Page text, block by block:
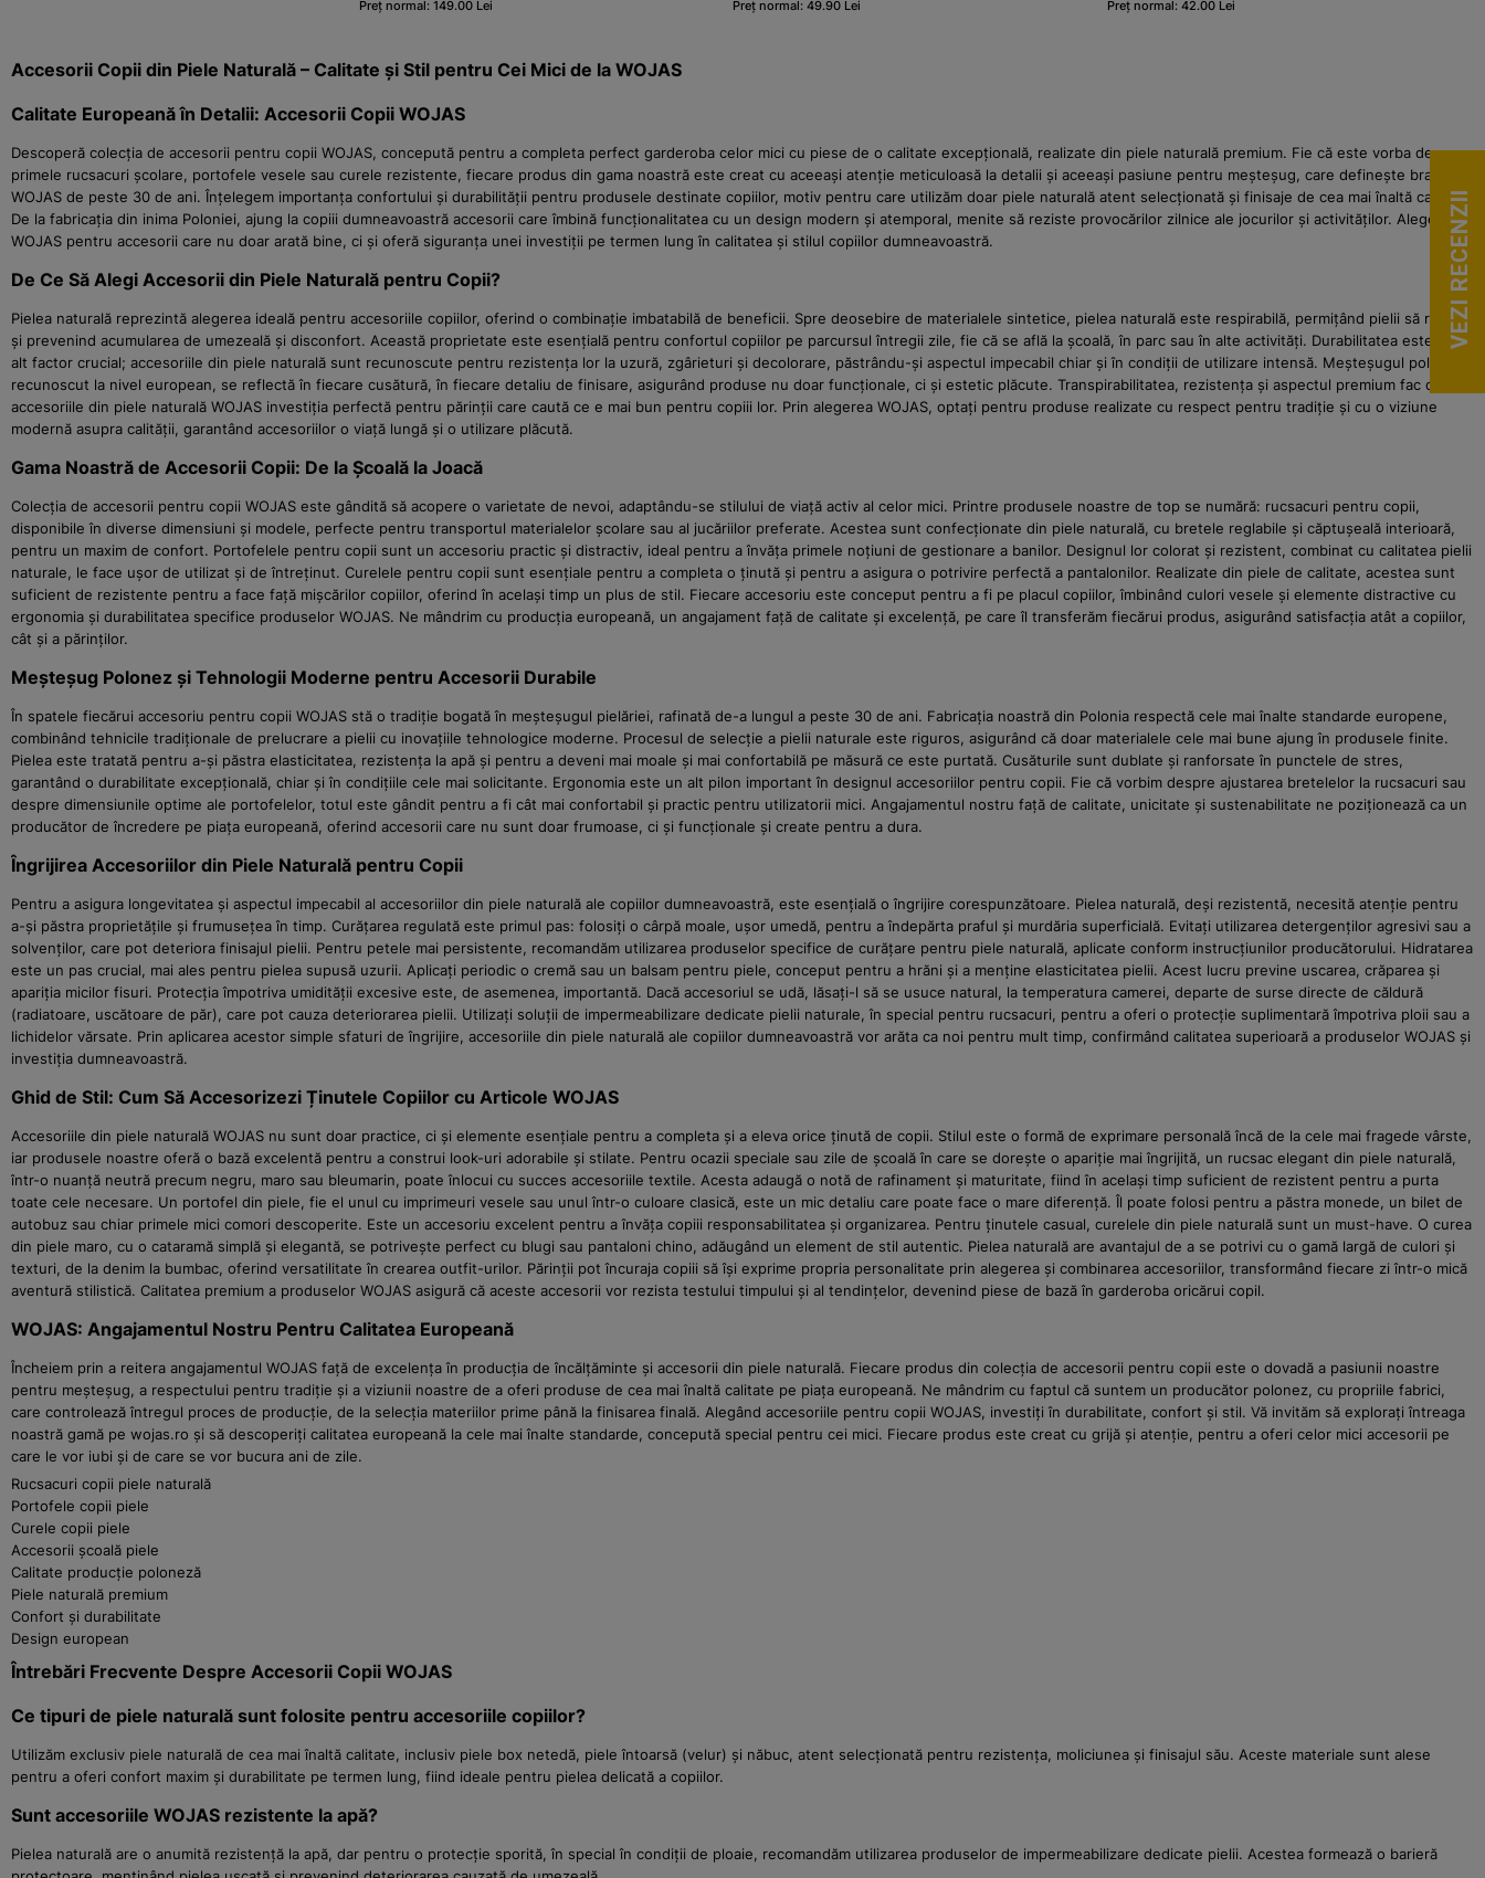
Preț normal: 149.00 Lei
Preț normal: 49.90 Lei
Preț normal: 42.00 Lei
Accesorii Copii din Piele Naturală – Calitate și Stil pentru Cei Mici de la WOJAS
Calitate Europeană în Detalii: Accesorii Copii WOJAS
Descoperă colecția de accesorii pentru copii WOJAS, concepută pentru a completa perfect garderoba celor mici cu piese de o calitate excepțională, realizate din piele naturală premium. Fie că este vorba de
primele rucsacuri școlare, portofele vesele sau curele rezistente, fiecare produs din gama noastră este creat cu aceeași atenție meticuloasă la detalii și aceeași pasiune pentru meșteșug, care definește brandul
WOJAS de peste 30 de ani. Înțelegem importanța confortului și durabilității pentru produsele destinate copiilor, motiv pentru care utilizăm doar piele naturală atent selecționată și finisaje de cea mai înaltă calitate.
De la fabricația din inima Poloniei, ajung la copiii dumneavoastră accesorii care îmbină funcționalitatea cu un design modern și atemporal, menite să reziste provocărilor zilnice ale jocurilor și activităților. Alegeți
WOJAS pentru accesorii care nu doar arată bine, ci și oferă siguranța unei investiții pe termen lung în calitatea și stilul copiilor dumneavoastră.
De Ce Să Alegi Accesorii din Piele Naturală pentru Copii?
Pielea naturală reprezintă alegerea ideală pentru accesoriile copiilor, oferind o combinație imbatabilă de beneficii. Spre deosebire de materialele sintetice, pielea naturală este respirabilă, permițând pielii să respire
și prevenind acumularea de umezeală și disconfort. Această proprietate este esențială pentru confortul copiilor pe parcursul întregii zile, fie că se află la școală, în parc sau în alte activități. Durabilitatea este un
alt factor crucial; accesoriile din piele naturală sunt recunoscute pentru rezistența lor la uzură, zgârieturi și decolorare, păstrându-și aspectul impecabil chiar și în condiții de utilizare intensă. Meșteșugul polonez,
recunoscut la nivel european, se reflectă în fiecare cusătură, în fiecare detaliu de finisare, asigurând produse nu doar funcționale, ci și estetic plăcute. Transpirabilitatea, rezistența și aspectul premium fac din
accesoriile din piele naturală WOJAS investiția perfectă pentru părinții care caută ce e mai bun pentru copiii lor. Prin alegerea WOJAS, optați pentru produse realizate cu respect pentru tradiție și cu o viziune
modernă asupra calității, garantând accesoriilor o viață lungă și o utilizare plăcută.
Gama Noastră de Accesorii Copii: De la Școală la Joacă
Colecția de accesorii pentru copii WOJAS este gândită să acopere o varietate de nevoi, adaptându-se stilului de viață activ al celor mici. Printre produsele noastre de top se numără: rucsacuri pentru copii,
disponibile în diverse dimensiuni și modele, perfecte pentru transportul materialelor școlare sau al jucăriilor preferate. Acestea sunt confecționate din piele naturală, cu bretele reglabile și căptușeală interioară,
pentru un maxim de confort. Portofelele pentru copii sunt un accesoriu practic și distractiv, ideal pentru a învăța primele noțiuni de gestionare a banilor. Designul lor colorat și rezistent, combinat cu calitatea pielii
naturale, le face ușor de utilizat și de întreținut. Curelele pentru copii sunt esențiale pentru a completa o ținută și pentru a asigura o potrivire perfectă a pantalonilor. Realizate din piele de calitate, acestea sunt
suficient de rezistente pentru a face față mișcărilor copiilor, oferind în același timp un plus de stil. Fiecare accesoriu este conceput pentru a fi pe placul copiilor, îmbinând culori vesele și elemente distractive cu
ergonomia și durabilitatea specifice produselor WOJAS. Ne mândrim cu producția europeană, un angajament față de calitate și excelență, pe care îl transferăm fiecărui produs, asigurând satisfacția atât a copiilor,
cât și a părinților.
Meșteșug Polonez și Tehnologii Moderne pentru Accesorii Durabile
În spatele fiecărui accesoriu pentru copii WOJAS stă o tradiție bogată în meșteșugul pielăriei, rafinată de-a lungul a peste 30 de ani. Fabricația noastră din Polonia respectă cele mai înalte standarde europene,
combinând tehnicile tradiționale de prelucrare a pielii cu inovațiile tehnologice moderne. Procesul de selecție a pielii naturale este riguros, asigurând că doar materialele cele mai bune ajung în produsele finite.
Pielea este tratată pentru a-și păstra elasticitatea, rezistența la apă și pentru a deveni mai moale și mai confortabilă pe măsură ce este purtată. Cusăturile sunt dublate și ranforsate în punctele de stres,
garantând o durabilitate excepțională, chiar și în condițiile cele mai solicitante. Ergonomia este un alt pilon important în designul accesoriilor pentru copii. Fie că vorbim despre ajustarea bretelelor la rucsacuri sau
despre dimensiunile optime ale portofelelor, totul este gândit pentru a fi cât mai confortabil și practic pentru utilizatorii mici. Angajamentul nostru față de calitate, unicitate și sustenabilitate ne poziționează ca un
producător de încredere pe piața europeană, oferind accesorii care nu sunt doar frumoase, ci și funcționale și create pentru a dura.
Îngrijirea Accesoriilor din Piele Naturală pentru Copii
Pentru a asigura longevitatea și aspectul impecabil al accesoriilor din piele naturală ale copiilor dumneavoastră, este esențială o îngrijire corespunzătoare. Pielea naturală, deși rezistentă, necesită atenție pentru
a-și păstra proprietățile și frumusețea în timp. Curățarea regulată este primul pas: folosiți o cârpă moale, ușor umedă, pentru a îndepărta praful și murdăria superficială. Evitați utilizarea detergenților agresivi sau a
solvenților, care pot deteriora finisajul pielii. Pentru petele mai persistente, recomandăm utilizarea produselor specifice de curățare pentru piele naturală, aplicate conform instrucțiunilor producătorului. Hidratarea
este un pas crucial, mai ales pentru pielea supusă uzurii. Aplicați periodic o cremă sau un balsam pentru piele, conceput pentru a hrăni și a menține elasticitatea pielii. Acest lucru previne uscarea, crăparea și
apariția micilor fisuri. Protecția împotriva umidității excesive este, de asemenea, importantă. Dacă accesoriul se udă, lăsați-l să se usuce natural, la temperatura camerei, departe de surse directe de căldură
(radiatoare, uscătoare de păr), care pot cauza deteriorarea pielii. Utilizați soluții de impermeabilizare dedicate pielii naturale, în special pentru rucsacuri, pentru a oferi o protecție suplimentară împotriva ploii sau a
lichidelor vărsate. Prin aplicarea acestor simple sfaturi de îngrijire, accesoriile din piele naturală ale copiilor dumneavoastră vor arăta ca noi pentru mult timp, confirmând calitatea superioară a produselor WOJAS și
investiția dumneavoastră.
Ghid de Stil: Cum Să Accesorizezi Ținutele Copiilor cu Articole WOJAS
Accesoriile din piele naturală WOJAS nu sunt doar practice, ci și elemente esențiale pentru a completa și a eleva orice ținută de copii. Stilul este o formă de exprimare personală încă de la cele mai fragede vârste,
iar produsele noastre oferă o bază excelentă pentru a construi look-uri adorabile și stilate. Pentru ocazii speciale sau zile de școală în care se dorește o apariție mai îngrijită, un rucsac elegant din piele naturală,
într-o nuanță neutră precum negru, maro sau bleumarin, poate înlocui cu succes accesoriile textile. Acesta adaugă o notă de rafinament și maturitate, fiind în același timp suficient de rezistent pentru a purta
toate cele necesare. Un portofel din piele, fie el unul cu imprimeuri vesele sau unul într-o culoare clasică, este un mic detaliu care poate face o mare diferență. Îl poate folosi pentru a păstra monede, un bilet de
autobuz sau chiar primele mici comori descoperite. Este un accesoriu excelent pentru a învăța copiii responsabilitatea și organizarea. Pentru ținutele casual, curelele din piele naturală sunt un must-have. O curea
din piele maro, cu o cataramă simplă și elegantă, se potrivește perfect cu blugi sau pantaloni chino, adăugând un element de stil autentic. Pielea naturală are avantajul de a se potrivi cu o gamă largă de culori și
texturi, de la denim la bumbac, oferind versatilitate în crearea outfit-urilor. Părinții pot încuraja copiii să își exprime propria personalitate prin alegerea și combinarea accesoriilor, transformând fiecare zi într-o mică
aventură stilistică. Calitatea premium a produselor WOJAS asigură că aceste accesorii vor rezista testului timpului și al tendințelor, devenind piese de bază în garderoba oricărui copil.
WOJAS: Angajamentul Nostru Pentru Calitatea Europeană
Încheiem prin a reitera angajamentul WOJAS față de excelența în producția de încălțăminte și accesorii din piele naturală. Fiecare produs din colecția de accesorii pentru copii este o dovadă a pasiunii noastre
pentru meșteșug, a respectului pentru tradiție și a viziunii noastre de a oferi produse de cea mai înaltă calitate pe piața europeană. Ne mândrim cu faptul că suntem un producător polonez, cu propriile fabrici,
care controlează întregul proces de producție, de la selecția materiilor prime până la finisarea finală. Alegând accesoriile pentru copii WOJAS, investiți în durabilitate, confort și stil. Vă invităm să explorați întreaga
noastră gamă pe wojas.ro și să descoperiți calitatea europeană la cele mai înalte standarde, concepută special pentru cei mici. Fiecare produs este creat cu grijă și atenție, pentru a oferi celor mici accesorii pe
care le vor iubi și de care se vor bucura ani de zile.
Rucsacuri copii piele naturală
Portofele copii piele
Curele copii piele
Accesorii școală piele
Calitate producție poloneză
Piele naturală premium
Confort și durabilitate
Design european
Întrebări Frecvente Despre Accesorii Copii WOJAS
Ce tipuri de piele naturală sunt folosite pentru accesoriile copiilor?
Utilizăm exclusiv piele naturală de cea mai înaltă calitate, inclusiv piele box netedă, piele întoarsă (velur) și năbuc, atent selecționată pentru rezistența, moliciunea și finisajul său. Aceste materiale sunt alese
pentru a oferi confort maxim și durabilitate pe termen lung, fiind ideale pentru pielea delicată a copiilor.
Sunt accesoriile WOJAS rezistente la apă?
Pielea naturală are o anumită rezistență la apă, dar pentru o protecție sporită, în special în condiții de ploaie, recomandăm utilizarea produselor de impermeabilizare dedicate pielii. Acestea formează o barieră
VEZI RECENZII